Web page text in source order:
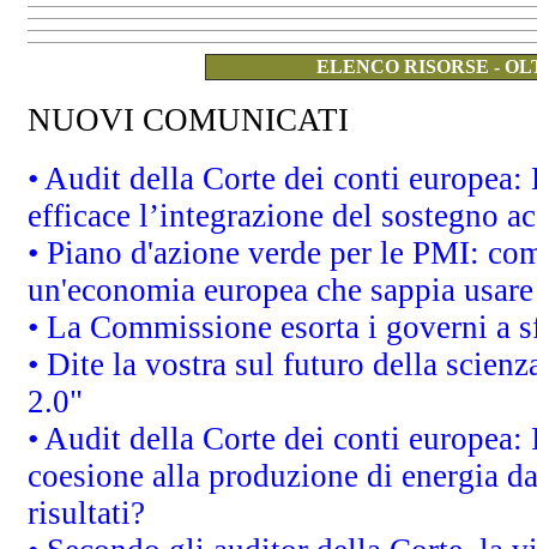
ELENCO RISORSE -
NUOVI COMUNICATI
• Audit della Corte dei conti
efficace l’integrazione del sostegno
• Piano d'azione verde per le PMI:
un'economia europea che sappia
• La Commissione esorta i governi
• Dite la vostra sul futuro della
2.0"
• Audit della Corte dei conti
coesione alla produzione di energia
risultati?